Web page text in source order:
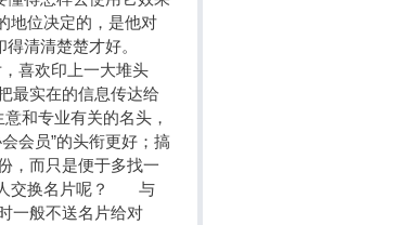
位决定的，是他对
得清清楚楚才好。
喜欢印上一大堆头
最实在的信息传达给
和专业有关的名头，
会员”的头衔更好；搞
，而只是便于多找一
人交换名片呢？ 与
一般不送名片给对